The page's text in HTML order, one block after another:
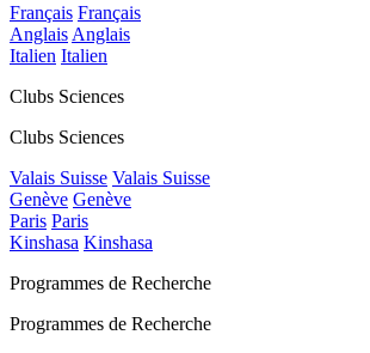
Français Français
Anglais Anglais
Italien Italien
Clubs Sciences
Clubs Sciences
Valais Suisse Valais Suisse
Genève Genève
Paris Paris
Kinshasa Kinshasa
Programmes de Recherche
Programmes de Recherche